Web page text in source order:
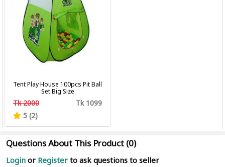
Tent Play House 100pcs Pit Ball
Set Big Size
Tk 2000
Tk 1099
5 (2)
Questions About This Product (0)
Login or Register to ask questions to seller